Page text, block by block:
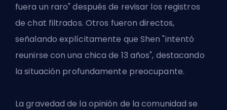
fuera un raro" después de revisar los registros
de chat filtrados. Otros fueron directos,
señalando explícitamente que Shen "intentó
reunirse con una chica de 13 años", destacando
la situación profundamente preocupante.
La gravedad de la opinión de la comunidad se